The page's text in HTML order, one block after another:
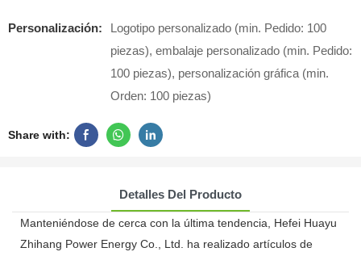
Personalización:
Logotipo personalizado (min. Pedido: 100
piezas), embalaje personalizado (min. Pedido:
100 piezas), personalización gráfica (min.
Orden: 100 piezas)
Share with:
Detalles Del Producto
Manteniéndose de cerca con la última tendencia, Hefei Huayu
Zhihang Power Energy Co., Ltd. ha realizado artículos de